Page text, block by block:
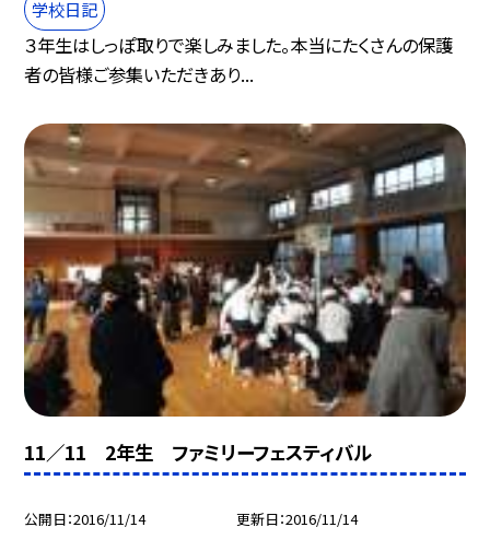
学校日記
３年生はしっぽ取りで楽しみました。本当にたくさんの保護
者の皆様ご参集いただきあり...
11／11 2年生 ファミリーフェスティバル
公開日 2016/11/14 更新日 2016/11/14